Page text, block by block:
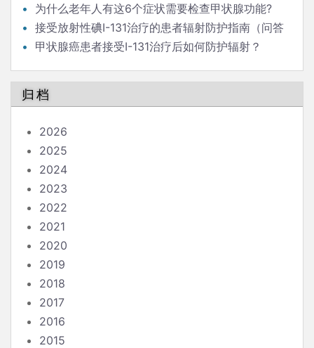
为什么老年人有这6个症状需要检查甲状腺功能?
接受放射性碘I-131治疗的患者辐射防护指南（问答
版）甲状腺癌患者接受I-131治疗后如何防护辐射？
归档
2026
2025
2024
2023
2022
2021
2020
2019
2018
2017
2016
2015